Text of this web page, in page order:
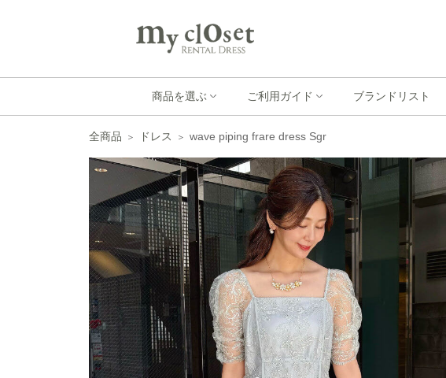
商品を選ぶ ご利用ガイド ブランドリスト
全商品 ドレス wave piping frare dress Sgr